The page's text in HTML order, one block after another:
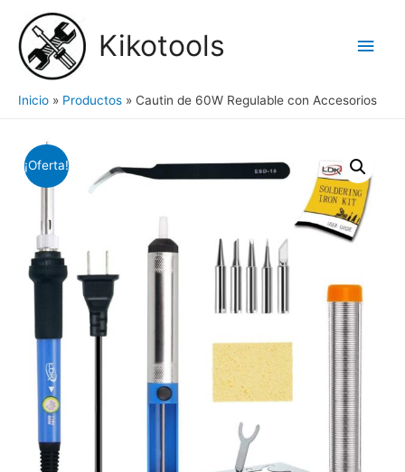
contenido
Kikotools
Inicio Productos Cautin de 60W Regulable con Accesorios
¡Oferta!